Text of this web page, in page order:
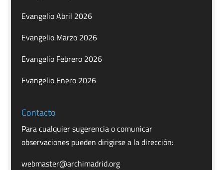
Evangelio Abril 2026
Evangelio Marzo 2026
Evangelio Febrero 2026
Evangelio Enero 2026
Contacto
Para cualquier sugerencia o comunicar
observaciones pueden dirigirse a la dirección:
webmaster@archimadrid.org